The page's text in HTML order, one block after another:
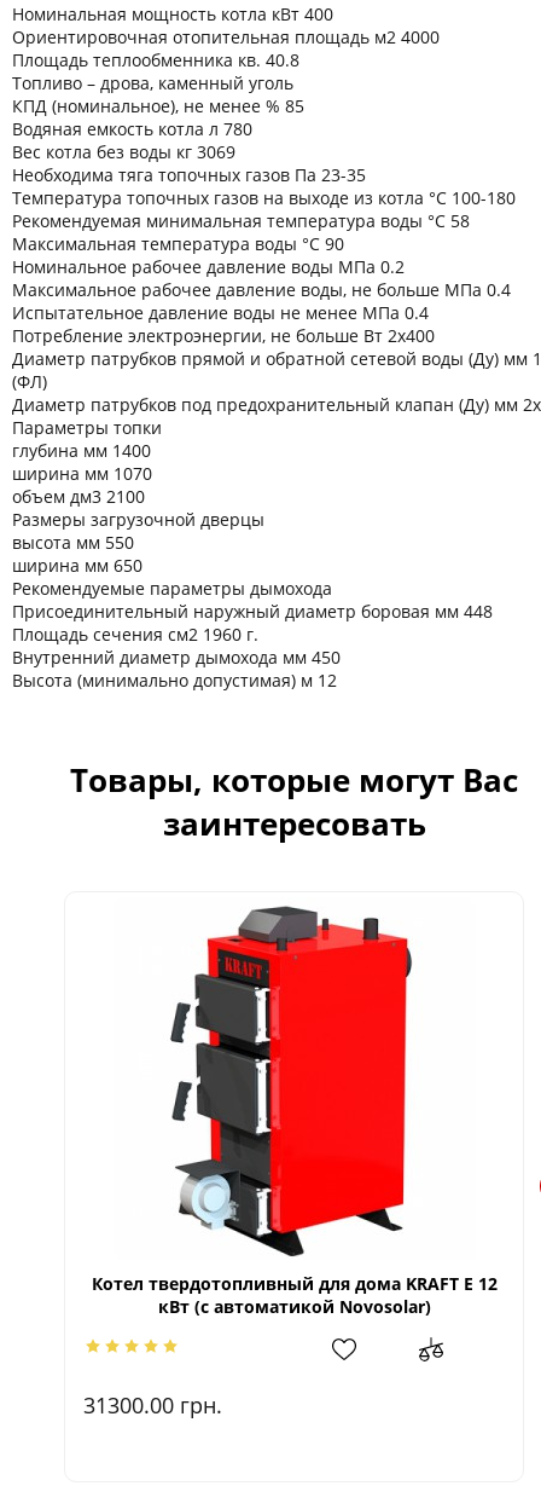
Номинальная мощность котла кВт 400
Ориентировочная отопительная площадь м2 4000
Площадь теплообменника кв. 40.8
Топливо – дрова, каменный уголь
КПД (номинальное), не менее % 85
Водяная емкость котла л 780
Вес котла без воды кг 3069
Необходима тяга топочных газов Па 23-35
Температура топочных газов на выходе из котла °C 100-180
Рекомендуемая минимальная температура воды °C 58
Максимальная температура воды °C 90
Номинальное рабочее давление воды МПа 0.2
Максимальное рабочее давление воды, не больше МПа 0.4
Испытательное давление воды не менее МПа 0.4
Потребление электроэнергии, не больше Вт 2х400
Диаметр патрубков прямой и обратной сетевой воды (Ду) мм
(ФЛ)
Диаметр патрубков под предохранительный клапан (Ду) мм
Параметры топки
глубина мм 1400
ширина мм 1070
объем дм3 2100
Размеры загрузочной дверцы
высота мм 550
ширина мм 650
Рекомендуемые параметры дымохода
Присоединительный наружный диаметр боровая мм 448
Площадь сечения см2 1960 г.
Внутренний диаметр дымохода мм 450
Высота (минимально допустимая) м 12
Товары, которые могут Вас
заинтересовать
Котел твердотопливный для дома KRAFT E 12
кВт (с автоматикой Novosolar)
31300.00 грн.